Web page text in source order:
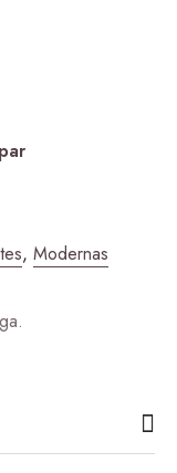
98,00 €
€
, Modernas